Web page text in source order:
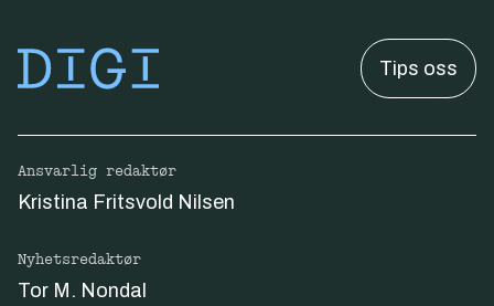
Tips oss
Ansvarlig redaktør
Kristina Fritsvold Nilsen
Nyhetsredaktør
Tor M. Nondal